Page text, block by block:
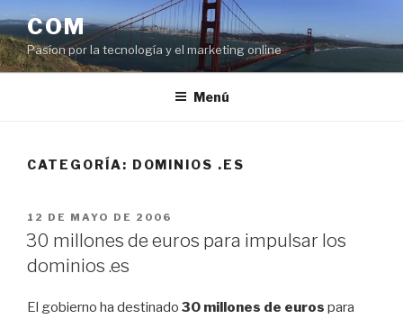
al
contenido
COM
Pasíon por la tecnología y el marketing online
Menú
CATEGORÍA: DOMINIOS .ES
PUBLICADO
EL
12 DE MAYO DE 2006
30 millones de euros para impulsar los
dominios .es
El gobierno ha destinado 30 millones de euros para